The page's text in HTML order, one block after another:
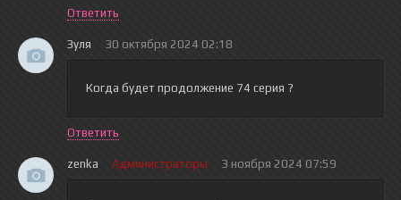
Ответить
Зуля 30 октября 2024 02:18
Когда будет продолжение 74 серия ?
Ответить
zenka Администраторы 3 ноября 2024 07:59